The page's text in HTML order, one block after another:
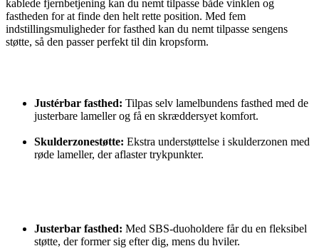
kablede fjernbetjening kan du nemt tilpasse både vinklen og
fastheden for at finde den helt rette position. Med fem
indstillingsmuligheder for fasthed kan du nemt tilpasse sengens
støtte, så den passer perfekt til din kropsform.
Justérbar fasthed: Tilpas selv lamelbundens fasthed med de
justerbare lameller og få en skræddersyet komfort.
Skulderzonestøtte: Ekstra understøttelse i skulderzonen med
røde lameller, der aflaster trykpunkter.
Justerbar fasthed: Med SBS-duoholdere får du en fleksibel
støtte, der former sig efter dig, mens du hviler.